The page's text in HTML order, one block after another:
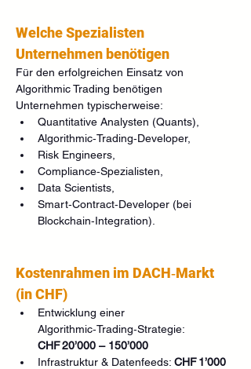
Welche Spezialisten
Unternehmen benötigen
Für den erfolgreichen Einsatz von
Algorithmic Trading benötigen
Unternehmen typischerweise:
Quantitative Analysten (Quants),
Algorithmic‑Trading‑Developer,
Risk Engineers,
Compliance‑Spezialisten,
Data Scientists,
Smart‑Contract‑Developer (bei
Blockchain‑Integration).
Kostenrahmen im DACH‑Markt
(in CHF)
Entwicklung einer
Algorithmic‑Trading‑Strategie:
CHF 20’000 – 150’000
Infrastruktur & Datenfeeds: CHF 1’000